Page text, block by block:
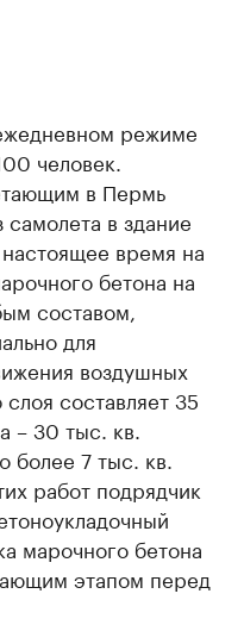
режиме
человек.
в Пермь
в здание
время на
бетона на
составом,
для
воздушных
составляет 35
– 30 тыс. кв.
более 7 тыс. кв.
работ подрядчик
марочного бетона
этапом перед